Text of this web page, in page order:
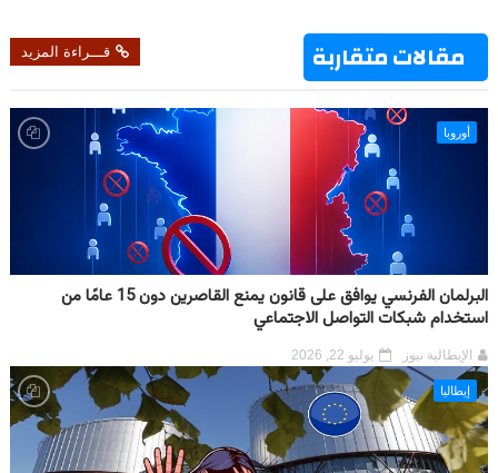
مقالات متقاربة قـــراءة المزيد
أوروبا
البرلمان الفرنسي يوافق على قانون يمنع القاصرين دون 15 عامًا من
استخدام شبكات التواصل الاجتماعي
الإيطالية نيوز يوليو 22, 2026
إيطاليا